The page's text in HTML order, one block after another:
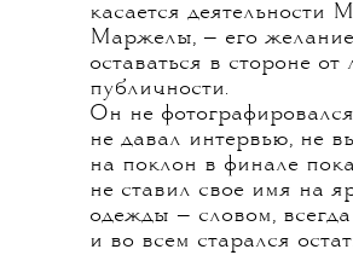
касается деятельности
Маржелы, — его желание
оставаться в стороне от
публичности.
Он не
не давал интервью, не
на поклон в финале
не ставил свое имя на
одежды — словом, всегда
и во всем старался